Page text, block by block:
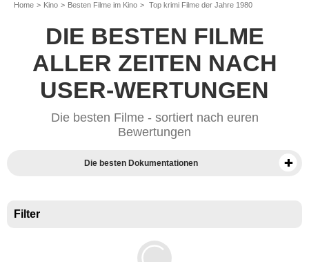
Home Kino Besten Filme im Kino Top krimi Filme der Jahre 1980
DIE BESTEN FILME
ALLER ZEITEN NACH
USER-WERTUNGEN
Die besten Filme - sortiert nach euren
Bewertungen
Die besten Dokumentationen
Filter